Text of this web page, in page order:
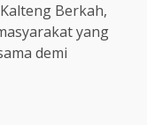
Berkah,
yang
demi